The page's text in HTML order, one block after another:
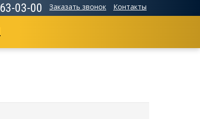
63-03-00 Заказать звонок Контакты